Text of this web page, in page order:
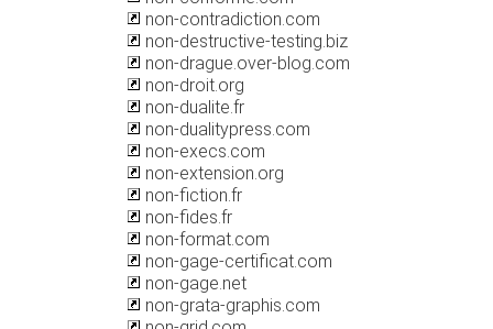
non-contradiction.com
non-destructive-testing.biz
non-drague.over-blog.com
non-droit.org
non-dualite.fr
non-dualitypress.com
non-execs.com
non-extension.org
non-fiction.fr
non-fides.fr
non-format.com
non-gage-certificat.com
non-gage.net
non-grata-graphis.com